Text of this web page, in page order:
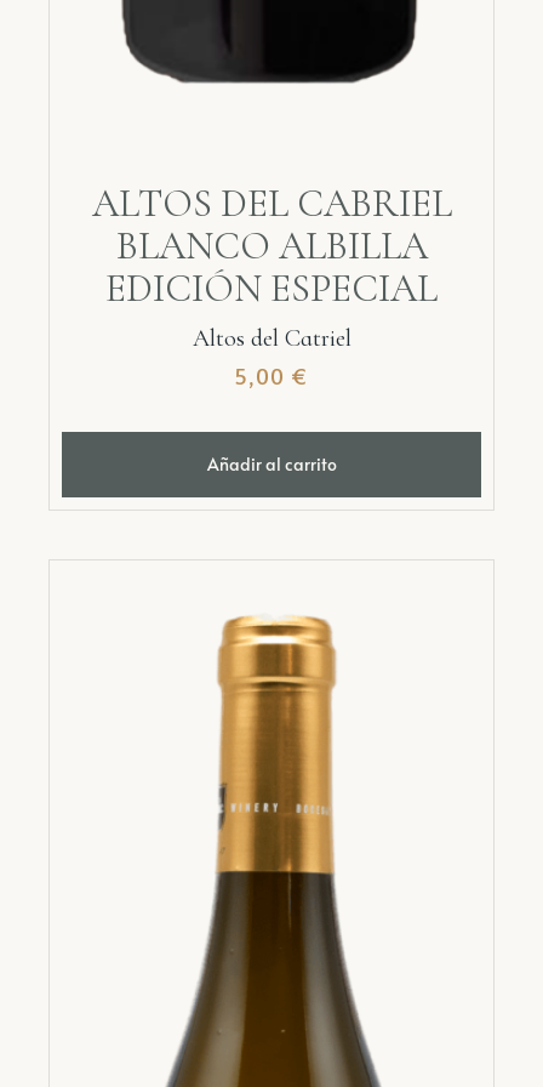
ALTOS DEL CABRIEL
BLANCO ALBILLA
EDICIÓN ESPECIAL
Altos del Catriel
5,00 €
Añadir al carrito